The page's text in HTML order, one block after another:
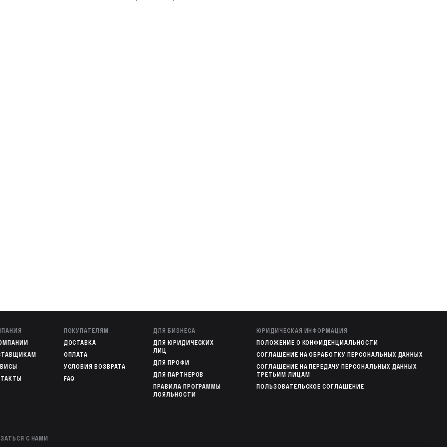
радиаторов.
ПОКУПАТЕЛЯМ
ДОСТАВКА
ОПЛАТА
УСЛОВИЯ ВОЗВРАТА
FAQ
ДЛЯ БИЗНЕСА
ДЛЯ ЮРИДИЧЕСКИХ
ЛИЦ
ДЛЯ ПРОФИ
ДЛЯ ПАРТНЕРОВ
ПРАВИЛА ПРОГРАММЫ
ЛОЯЛЬНОСТИ
ЮРИДИЧЕСКАЯ ИНФОРМАЦИЯ
ПОЛОЖЕНИЕ О КОНФИДЕНЦИАЛЬНОСТИ
СОГЛАШЕНИЕ НА ОБРАБОТКУ ПЕРСОНАЛЬНЫХ ДАННЫХ
СОГЛАШЕНИЕ НА ПЕРЕДАЧУ ПЕРСОНАЛЬНЫХ ДАННЫХ
ТРЕТЬИМ ЛИЦАМ
ПОЛЬЗОВАТЕЛЬСКОЕ СОГЛАШЕНИЕ
С НАМИ